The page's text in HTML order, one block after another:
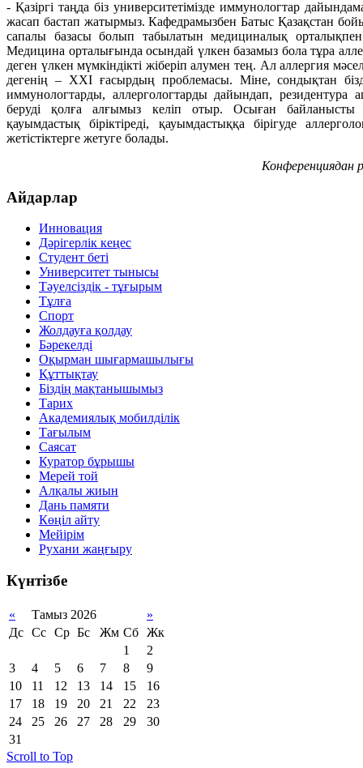
- Қазіргі таңда біз университетімізде иммунологтар
жасап бастап жатырмыз. Кафедрамызбен Батыс Қазақстан
сапалы базасы болып табылатын медициналық
Медицина орталығында осындай үлкен базамыз бола тұра
деген үлкен мүмкіндікті жіберіп алумен тең. Ал аллергия
дегенің – ХХІ ғасырдың проблемасы. Міне, сондықтан
иммунологтарды, аллергологтарды дайындап,
беруді қолға алғымыз келіп отыр. Осыған байланысты
қауымдастық біріктіреді, қауымдастыққа бірігуде
жетістіктерге жетуге болады.
Конференциядан
Айдарлар
Инновация
Дәрігерлік кеңес
Студент беті
Университет тынысы
Тәуелсіздік - тұғырым
Тұлға
Спорт
Жолдауға қолдау
Бәрекелді
Оқырман шығармашылығы
Құттықтау
Біздің мақтанышымыз
Тарих
Академиялық мобилділік
Тағылым
Саясат
Куратор бұрышы
Мерей той
Алқалы жиын
Дань памяти
Көңіл айту
Мейірім
Рухани жаңғыру
Күнтізбе
« Тамыз 2026
»
Дс Сс Ср Бс Жм Сб Жк
1
2
3
4 5 6 7 8
9
10
11 12 13 14 15
16
17
18 19 20 21 22
23
24
25 26 27 28 29
30
31
Scroll to Top